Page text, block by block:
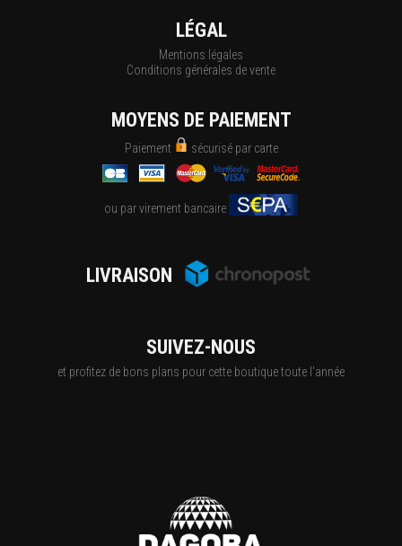
LÉGAL
Mentions légales
Conditions générales de vente
MOYENS DE PAIEMENT
Paiement sécurisé par carte
ou par virement bancaire
LIVRAISON
SUIVEZ-NOUS
et profitez de bons plans pour cette boutique toute l'année